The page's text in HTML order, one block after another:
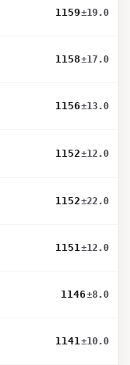
1159±19.0
1158±17.0
1156±13.0
1152±12.0
1152±22.0
1151±12.0
1146±8.0
1141±10.0